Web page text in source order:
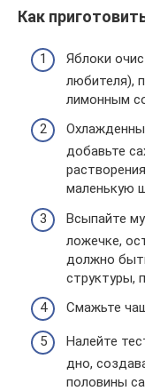
Как
Яблоки
любителя),
лимонным
добавьте
маленькую
Всыпайте
ложечке,
должно
структуры,
Смажьте
Налейте
дно,
половины